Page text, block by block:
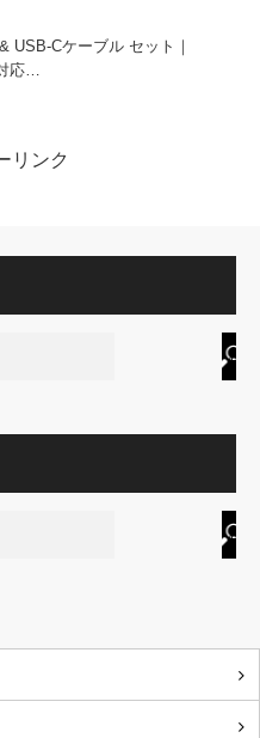
USB-Cケーブル セット｜
応…
リンク